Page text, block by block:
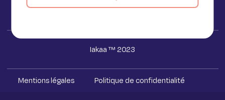
Iakaa ™ 2023
Mentions légales Politique de confidentialité